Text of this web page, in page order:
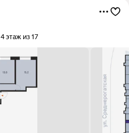
4 этаж из 17